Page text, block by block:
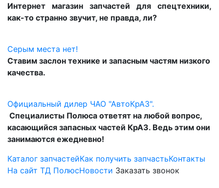
Интернет магазин запчастей для спецтехники,
как-то странно звучит, не правда, ли?
Серым места нет!
Ставим заслон технике и запасным частям низкого
качества.
Официальный дилер ЧАО "АвтоКрАЗ".
Специалисты Полюса ответят на любой вопрос,
касающийся запасных частей КрАЗ. Ведь этим они
занимаются ежедневно!
Каталог запчастейКак получить запчастьКонтакты
На сайт ТД ПолюсНовости Заказать звонок